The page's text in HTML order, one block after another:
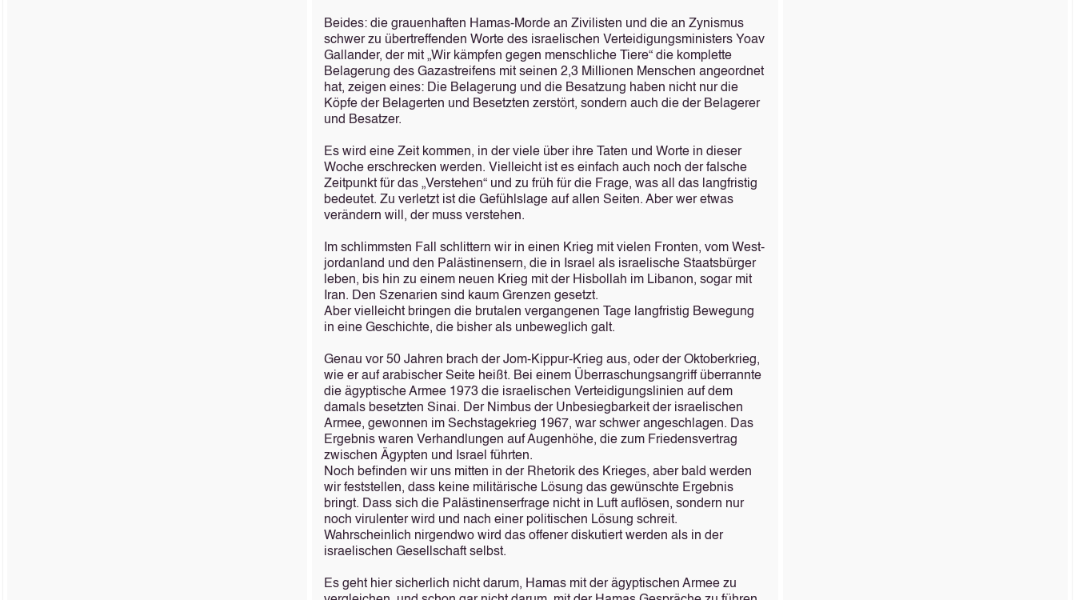
Beides: die grauenhaften Hamas-Morde an Zivilisten und die an Zynismus
schwer zu übertreffenden Worte des israelischen Verteidigungsministers Yoav
Gallander, der mit „Wir kämpfen gegen menschliche Tiere“ die komplette
Belagerung des Gazastreifens mit seinen 2,3 Millionen Menschen angeordnet
hat, zeigen eines: Die Belagerung und die Besatzung haben nicht nur die
Köpfe der Belagerten und Besetzten zerstört, sondern auch die der Belagerer
und Besatzer.
Es wird eine Zeit kommen, in der viele über ihre Taten und Worte in dieser
Woche erschrecken werden. Vielleicht ist es einfach auch noch der falsche
Zeitpunkt für das „Verstehen“ und zu früh für die Frage, was all das langfristig
bedeutet. Zu verletzt ist die Gefühlslage auf allen Seiten. Aber wer etwas
verändern will, der muss verstehen.
Im schlimmsten Fall schlittern wir in einen Krieg mit vielen Fronten, vom West­
jordanland und den Palästinensern, die in Israel als israelische Staatsbürger
leben, bis hin zu einem neuen Krieg mit der Hisbollah im Libanon, sogar mit
Iran. Den Szenarien sind kaum Grenzen gesetzt.
Aber vielleicht bringen die brutalen vergangenen Tage langfristig Bewegung
in eine Geschichte, die bisher als unbeweglich galt.
Genau vor 50 Jahren brach der Jom-Kippur-Krieg aus, oder der Oktoberkrieg,
wie er auf arabischer Seite heißt. Bei einem Überraschungsangriff überrannte
die ägyptische Armee 1973 die israelischen Verteidigungslinien auf dem
damals besetzten Sinai. Der Nimbus der Unbesiegbarkeit der israelischen
Armee, gewonnen im Sechstagekrieg 1967, war schwer angeschlagen. Das
Ergebnis waren Verhandlungen auf Augenhöhe, die zum Friedensvertrag
zwischen Ägypten und Israel führten.
Noch befinden wir uns mitten in der Rhetorik des Krieges, aber bald werden
wir feststellen, dass keine militärische Lösung das gewünschte Ergebnis
bringt. Dass sich die Palästinenserfrage nicht in Luft auflösen, sondern nur
noch virulenter wird und nach einer politischen Lösung schreit.
Wahrscheinlich nirgendwo wird das offener diskutiert werden als in der
israelischen Gesellschaft selbst.
Es geht hier sicherlich nicht darum, Hamas mit der ägyptischen Armee zu